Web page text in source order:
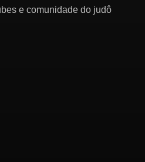
e comunidade do judô